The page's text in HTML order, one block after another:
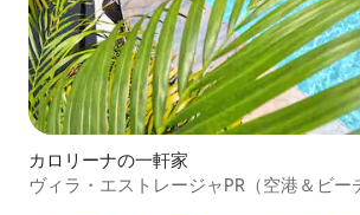
カロリーナの一軒家
ヴィラ・エストレージャPR（空港＆ビー